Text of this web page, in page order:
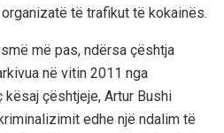
të trafikut të kokainës.
më pas, ndërsa çështja
në vitin 2011 nga
kësaj çështjeje, Artur Bushi
edhe një ndalim të